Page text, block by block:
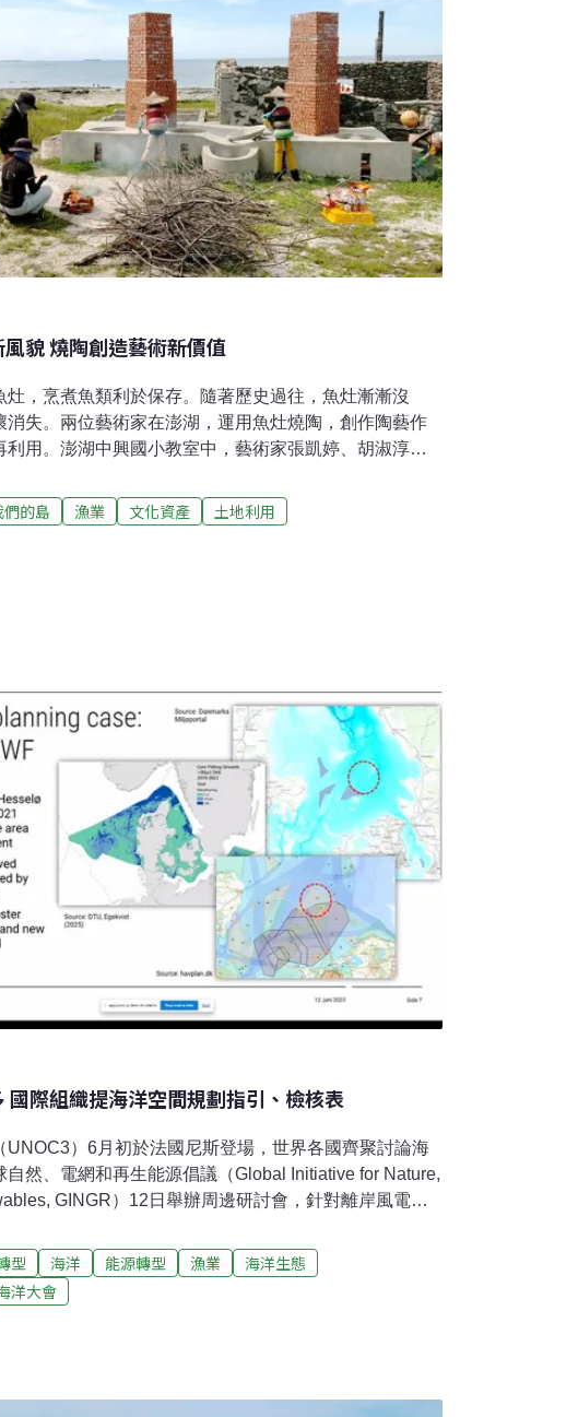
蘭舒特會將剩下的邊角料拿去做肥料，雖然減少了垃
有收入進帳。如今，出現了
貌 燒陶創造藝術新價值
灶，烹煮魚類利於保存。隨著歷史過往，魚灶漸漸沒
消失。兩位藝術家在澎湖，運用魚灶燒陶，創作陶藝作
利用。澎湖中興國小教室中，藝術家張凱婷、胡淑淳結
己的理想。張凱婷是澎湖人，南藝大畢業後在台灣工
兩地居住，想利用所學，為故鄉做些事情。胡淑淳熱
教，在澎湖
們的島 漁業 文化資產 土地利用
國際組織提海洋空間規劃指引、檢核表
UNOC3）6月初於法國尼斯登場，世界各國齊聚討論海
自然、電網和再生能源倡議（Global Initiative for Nature,
GINGR）12日舉辦周邊研討會，針對離岸風電與
各國積極推動再生能源，但離岸風電與海域空間使用
，聯合國教科文組織政府間海洋學委員會
和歐盟執委會於2017年推動「海洋空間規劃（Marine
型 海洋 能源轉型 漁業
海洋生態
洋大會